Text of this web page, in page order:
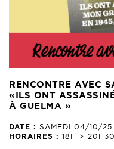
RENCONTRE AVEC
«ILS ONT
À GUELMA »
DATE : SAMEDI 04/10/25
HORAIRES : 18H > 20H30